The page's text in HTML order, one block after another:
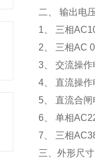
二、 输出电
1、 三相
2、 三相AC
3、 交流操
4、 直流操
5、 直流合
6、 单相
7、 三相
三、外形尺